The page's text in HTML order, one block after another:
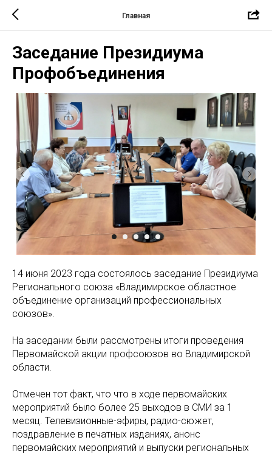
Главная
Заседание Президиума
Профобъединения
14 июня 2023 года состоялось заседание Президиума
Регионального союза «Владимирское областное
объединение организаций профессиональных
союзов».
На заседании были рассмотрены итоги проведения
Первомайской акции профсоюзов во Владимирской
области.
Отмечен тот факт, что что в ходе первомайских
мероприятий было более 25 выходов в СМИ за 1
месяц. Телевизионные-эфиры, радио-сюжет,
поздравление в печатных изданиях, анонс
первомайских мероприятий и выпуски региональных